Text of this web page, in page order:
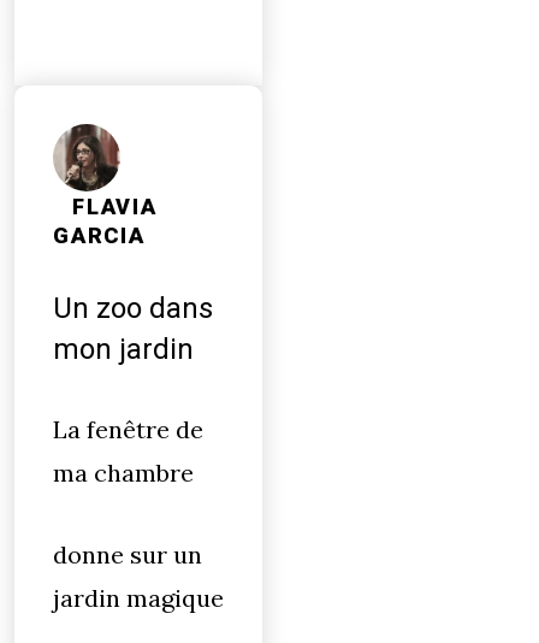
FLAVIA
GARCIA
Un zoo dans
mon jardin
La fenêtre de
ma chambre
donne sur un
jardin magique